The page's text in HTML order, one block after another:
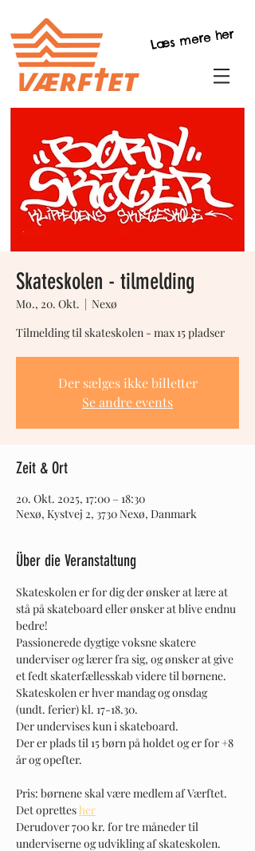
Læs mere her
Skateskolen - tilmelding
Mo., 20. Okt.
  |
Nexø
Tilmelding til skateskolen - max 15 pladser
Der sælges ikke billetter
Se andre events
Zeit & Ort
20. Okt. 2025, 17:00 – 18:30
Nexø, Kystvej 2, 3730 Nexø, Danmark
Über die Veranstaltung
Skateskolen er for dig der ønsker at lære at
stå på skateboard eller ønsker at blive endnu
bedre!
Passionerede dygtige voksne skatere
underviser og lærer fra sig, og ønsker at give
et fedt skaterfællesskab videre til børnene.
Skateskolen er hver mandag og onsdag
(undt. ferier) kl. 17-18.30.
Der undervises kun i skateboard.
Der er plads til 15 børn på holdet og er for +8
år og opefter.
Pris: børnene skal være medlem af Værftet.
Det oprettes her
Derudover 700 kr. for tre måneder til
underviserne og udvikling af skateskolen.